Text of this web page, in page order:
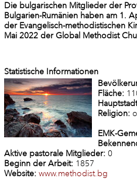
Die bulgarischen Mitglieder der
Bulgarien-Rumänien haben am 1.
der Evangelisch-methodistischen
Mai 2022 der Global Methodist
Statistische Informationen
Fläche:
Religion:
EMK-
Aktive pastorale Mitglieder:0
Beginn der Arbeit:1857
Website: www.methodist.bg